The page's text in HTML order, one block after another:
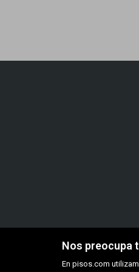
Nos preocupa
En pisos.com